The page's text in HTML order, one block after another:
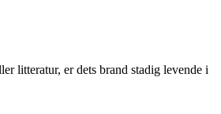
litteratur, er dets brand stadig levende i